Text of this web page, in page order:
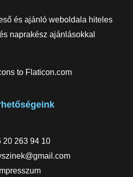
és ajánló weboldala hiteles
naprakész ajánlásokkal
to Flaticon.com
20 263 94 10
Impresszum